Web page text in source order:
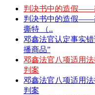
判决书中的造假——
判决书中的造假
撕特 （..
邓鑫法官认定事实
播商品”
邓鑫法官八项适用
判案
邓鑫法官八项适用
判案